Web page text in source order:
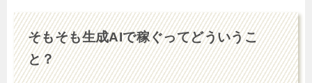
そもそも生成AIで稼ぐってどういうこ
と？